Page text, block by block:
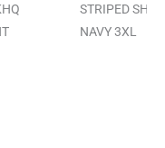
STRIPED
NAVY 3XL